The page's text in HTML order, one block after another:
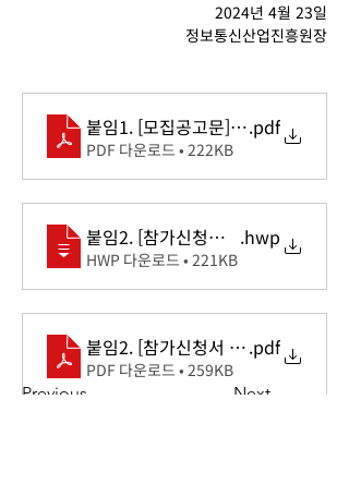
Previous Next
2024년 4월 23일
정보통신산업진흥원장
붙임1. [모집공고문] K-Global_베
.pdf
PDF 다운로드 • 222KB
붙임2. [참가신청서 양식] K-
.hwp
HWP 다운로드 • 221KB
붙임2. [참가신청서 양식] K-
.pdf
PDF 다운로드 • 259KB